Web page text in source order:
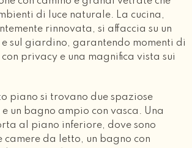
di luce naturale. La cucina,
rinnovata, si affaccia su un
sul giardino, garantendo momenti di
privacy e una magnifica vista sui
piano si trovano due spaziose
un bagno ampio con vasca. Una
al piano inferiore, dove sono
camere da letto, un bagno con